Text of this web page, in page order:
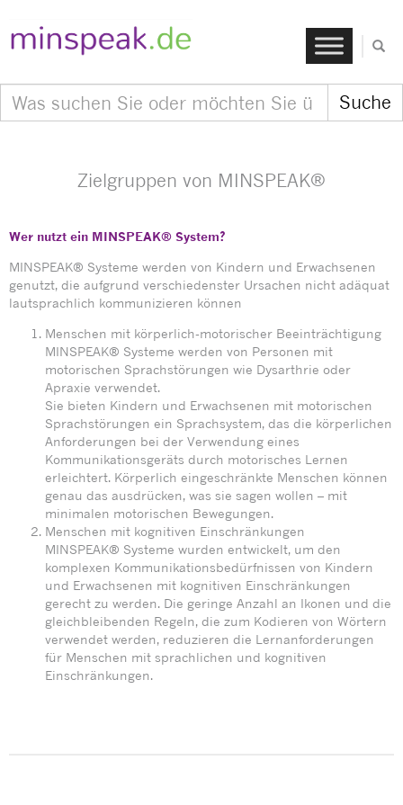
Zielgruppen von MINSPEAK®
Wer nutzt ein MINSPEAK® System?
MINSPEAK® Systeme werden von Kindern und Erwachsenen
genutzt, die aufgrund verschiedenster Ursachen nicht adäquat
lautsprachlich kommunizieren können
Menschen mit körperlich-motorischer Beeinträchtigung
MINSPEAK® Systeme werden von Personen mit
motorischen Sprachstörungen wie Dysarthrie oder
Apraxie verwendet.
Sie bieten Kindern und Erwachsenen mit motorischen
Sprachstörungen ein Sprachsystem, das die körperlichen
Anforderungen bei der Verwendung eines
Kommunikationsgeräts durch motorisches Lernen
erleichtert. Körperlich eingeschränkte Menschen können
genau das ausdrücken, was sie sagen wollen – mit
minimalen motorischen Bewegungen.
Menschen mit kognitiven Einschränkungen
MINSPEAK® Systeme wurden entwickelt, um den
komplexen Kommunikationsbedürfnissen von Kindern
und Erwachsenen mit kognitiven Einschränkungen
gerecht zu werden. Die geringe Anzahl an Ikonen und die
gleichbleibenden Regeln, die zum Kodieren von Wörtern
verwendet werden, reduzieren die Lernanforderungen
für Menschen mit sprachlichen und kognitiven
Einschränkungen.